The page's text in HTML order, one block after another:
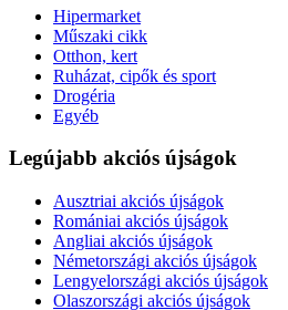
Hipermarket
Műszaki cikk
Otthon, kert
Ruházat, cipők és sport
Drogéria
Egyéb
Legújabb akciós újságok
Ausztriai akciós újságok
Romániai akciós újságok
Angliai akciós újságok
Németországi akciós újságok
Lengyelországi akciós újságok
Olaszországi akciós újságok